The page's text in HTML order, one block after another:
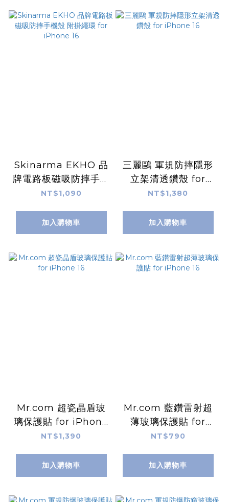
Skinarma EKHO 品
牌電路板磁吸防摔手機
殼 附掛繩環 for
NT$1,090
加入購物車
三麗鷗 軍規防摔隱形
立架清透鑽殼 for
iPhone 16
NT$1,380
加入購物車
Mr.com 超瓷晶盾玻
璃保護貼 for iPhone
16
NT$1,390
加入購物車
Mr.com 藍鑽雷射超
薄玻璃保護貼 for
iPhone 16
NT$790
加入購物車